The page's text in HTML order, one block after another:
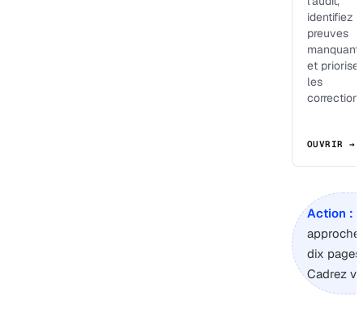
identifiez
preuves
et
les
OUVRIR →
Action :
dix
Cadrez